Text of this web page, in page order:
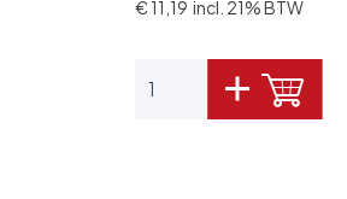
€ 11,19 incl. 21% BTW